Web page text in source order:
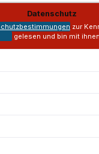
Adresse
*
Datenschutz
zur
gelesen und bin mit